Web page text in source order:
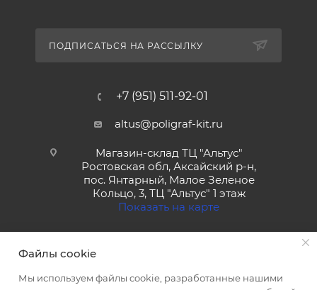
ПОДПИСАТЬСЯ НА РАССЫЛКУ
+7 (951) 511-92-01
altus@poligraf-kit.ru
Магазин-склад ТЦ "Альтус"
Ростовская обл, Аксайский р-н,
пос. Янтарный, Малое Зеленое
Кольцо, 3, ТЦ "Альтус" 1 этаж
Показать на карте
Файлы cookie
Мы используем файлы cookie, разработанные нашими